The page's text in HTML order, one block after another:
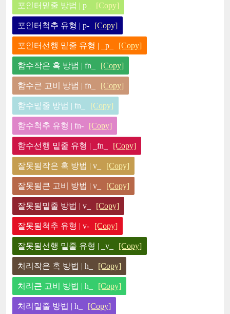
포인터밑줄 방법 | p_ [Copy]
포인터척추 유형 | p- [Copy]
포인터선행 밑줄 유형 | _p_ [Copy]
함수작은 혹 방법 | fn_ [Copy]
함수큰 고비 방법 | fn_ [Copy]
함수밑줄 방법 | fn_ [Copy]
함수척추 유형 | fn- [Copy]
함수선행 밑줄 유형 | _fn_ [Copy]
잘못됨작은 혹 방법 | v_ [Copy]
잘못됨큰 고비 방법 | v_ [Copy]
잘못됨밑줄 방법 | v_ [Copy]
잘못됨척추 유형 | v- [Copy]
잘못됨선행 밑줄 유형 | _v_ [Copy]
처리작은 혹 방법 | h_ [Copy]
처리큰 고비 방법 | h_ [Copy]
처리밑줄 방법 | h_ [Copy]